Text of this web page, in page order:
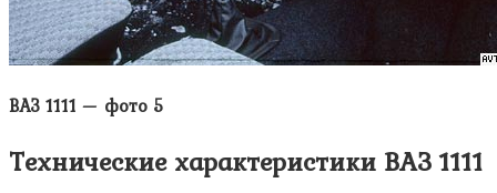
ВАЗ 1111 — фото 5
Технические характеристики ВАЗ 1111